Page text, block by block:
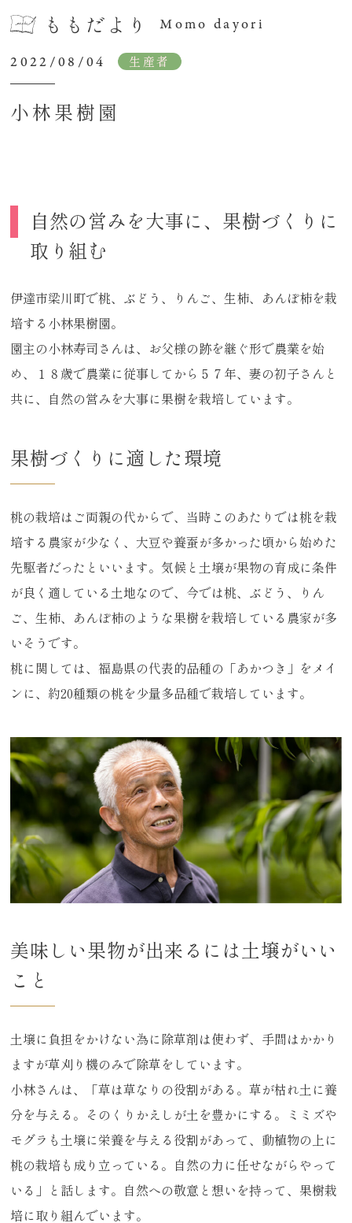
ももだより
Momo dayori
2022/08/04
生産者
小林果樹園
自然の営みを大事に、果樹づくりに
取り組む
伊達市梁川町で桃、ぶどう、りんご、生柿、あんぽ柿を栽
培する小林果樹園。
園主の小林寿司さんは、お父様の跡を継ぐ形で農業を始
め、１８歳で農業に従事してから５７年、妻の初子さんと
共に、自然の営みを大事に果樹を栽培しています。
果樹づくりに適した環境
桃の栽培はご両親の代からで、当時このあたりでは桃を栽
培する農家が少なく、大豆や養蚕が多かった頃から始めた
先駆者だったといいます。気候と土壌が果物の育成に条件
が良く適している土地なので、今では桃、ぶどう、りん
ご、生柿、あんぽ柿のような果樹を栽培している農家が多
いそうです。
桃に関しては、福島県の代表的品種の「あかつき」をメイ
ンに、約20種類の桃を少量多品種で栽培しています。
美味しい果物が出来るには土壌がいい
こと
土壌に負担をかけない為に除草剤は使わず、手間はかかり
ますが草刈り機のみで除草をしています。
小林さんは、「草は草なりの役割がある。草が枯れ土に養
分を与える。そのくりかえしが土を豊かにする。ミミズや
モグラも土壌に栄養を与える役割があって、動植物の上に
桃の栽培も成り立っている。自然の力に任せながらやって
いる」と話します。自然への敬意と想いを持って、果樹栽
培に取り組んでいます。